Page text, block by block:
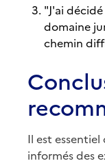
"J'ai
domaine
chemin
Il est
informés des